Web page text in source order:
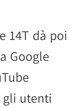
14T dà poi
Google
gli utenti